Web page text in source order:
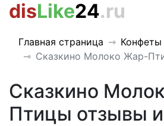
disLike24.ru
Главная страница
Конфеты
Сказкино Молоко Жар-
Сказкино
Птицы отзывы